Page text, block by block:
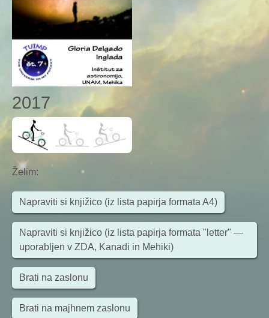
2017
Želim:
Napraviti si knjižico (iz lista papirja formata A4)
Napraviti si knjižico (iz lista papirja formata "letter" —
uporabljen v ZDA, Kanadi in Mehiki)
Brati na zaslonu
Brati na majhnem zaslonu